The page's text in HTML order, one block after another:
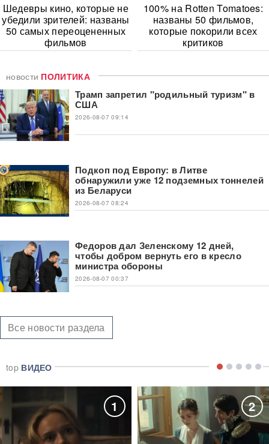
Шедевры кино, которые не
убедили зрителей: названы
50 самых переоцененных
фильмов
100% на Rotten Tomatoes:
названы 50 фильмов,
которые покорили всех
критиков
новости ПОЛИТИКА
Трамп запретил "родильный туризм" в
США
2026-08-07 09:14
Подкоп под Европу: в Литве
обнаружили уже 12 подземных тоннелей
из Беларуси
2026-08-07 08:24
Федоров дал Зеленскому 12 дней,
чтобы добром вернуть его в кресло
министра обороны
2026-08-07 00:37
Все новости раздела
top ВИДЕО
1 2